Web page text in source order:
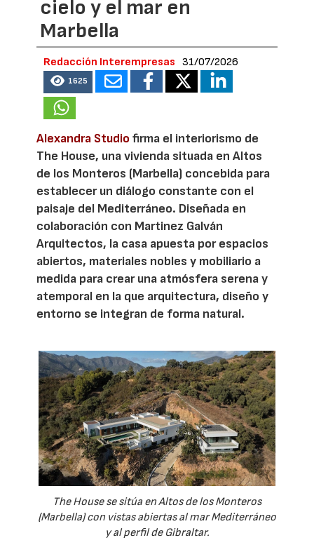
cielo y el mar en
Marbella
Redacción Interempresas 31/07/2026
1625
Alexandra Studio firma el interiorismo de
The House, una vivienda situada en Altos
de los Monteros (Marbella) concebida para
establecer un diálogo constante con el
paisaje del Mediterráneo. Diseñada en
colaboración con Martinez Galván
Arquitectos, la casa apuesta por espacios
abiertos, materiales nobles y mobiliario a
medida para crear una atmósfera serena y
atemporal en la que arquitectura, diseño y
entorno se integran de forma natural.
The House se sitúa en Altos de los Monteros
(Marbella) con vistas abiertas al mar Mediterráneo
y al perfil de Gibraltar.